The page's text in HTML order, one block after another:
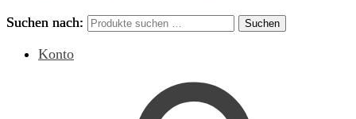
Suchen nach: Suchen
Konto
Suchen nach: Suchen